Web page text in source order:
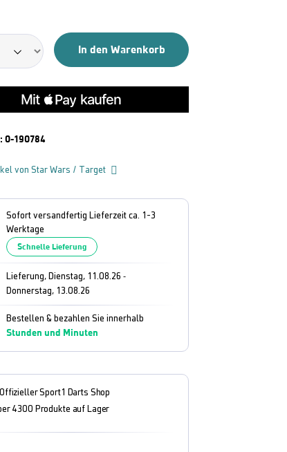
In den Warenkorb
0-190784
von Star Wars / Target
Sofort versandfertig Lieferzeit ca. 1-3
Werktage
Schnelle Lieferung
Lieferung, Dienstag, 11.08.26 -
Donnerstag, 13.08.26
Bestellen & bezahlen Sie innerhalb
Stunden und Minuten
Offizieller Sport1 Darts Shop
4300 Produkte auf Lager